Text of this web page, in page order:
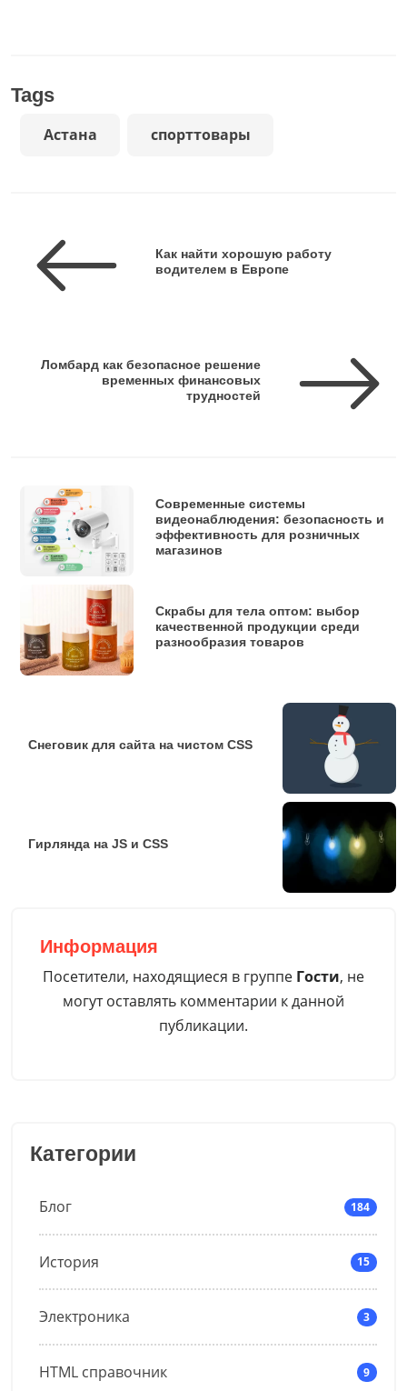
Категории
Блог 184
История 15
Электроника 3
HTML справочник 9
Tags
Астана спорттовары
Как найти хорошую работу
водителем в Европе
Ломбард как безопасное решение
временных финансовых
трудностей
Современные системы
видеонаблюдения: безопасность и
эффективность для розничных
магазинов
Скрабы для тела оптом: выбор
качественной продукции среди
разнообразия товаров
Снеговик для сайта на чистом CSS
Гирлянда на JS и CSS
Информация
Посетители, находящиеся в группе Гости, не
могут оставлять комментарии к данной
публикации.